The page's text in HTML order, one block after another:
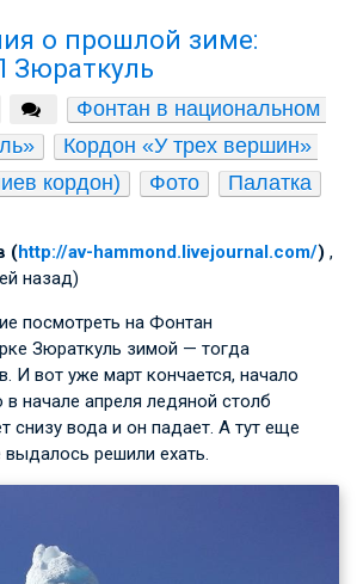
о прошлой зиме:
Зюраткуль
Фонтан в национальном
Кордон «У трех вершин»
кордон)
Фото
Палатка
(http://av-hammond.livejournal.com/) ,
назад)
посмотреть на Фонтан
Зюраткуль зимой — тогда
И вот уже март кончается, начало
в начале апреля ледяной столб
снизу вода и он падает. А тут еще
решили ехать.